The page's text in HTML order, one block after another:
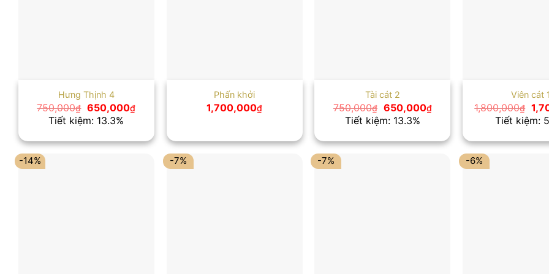
Hưng Thịnh 4
750,000₫ Giá
gốc
là:
650,000₫Giá
650,000₫.
Tiết kiệm: 13.3%
Phấn khởi
1,700,000₫
Tài cát 2
750,000₫ Giá
gốc
là:
650,000₫Giá
hiện
650,000₫.
Tiết kiệm: 13.3%
Viên cát 1
1,800,000₫ Giá
gốc
là:
Tiết kiệm:
-14% -7% -7% -6%